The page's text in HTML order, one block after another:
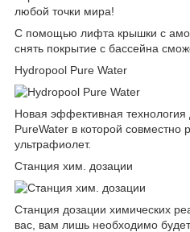
любой точки мира!
С помощью лифта крышки c
снять покрытие с бассейна
Hydropool Pure Water
Новая эффективная
PureWater в которой совместно
ультрафиолет.
Станция хим. дозации
Станция дозации химических
вас, вам лишь необходимо